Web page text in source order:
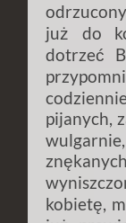
już do
dotrzeć
pijanych,
kobietę,